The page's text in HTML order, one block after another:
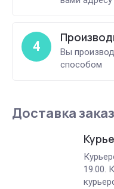
4
Вы
способом
Доставка
19.00.